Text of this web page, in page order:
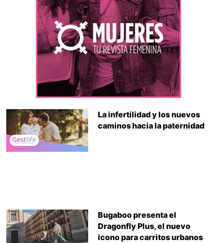
La infertilidad y los nuevos
caminos hacia la paternidad
Bugaboo presenta el
Dragonfly Plus, el nuevo
icono para carritos urbanos